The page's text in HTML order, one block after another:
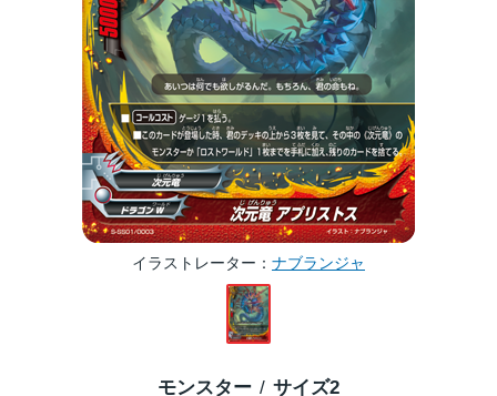
イラストレーター ナブランジャ
モンスター サイズ2